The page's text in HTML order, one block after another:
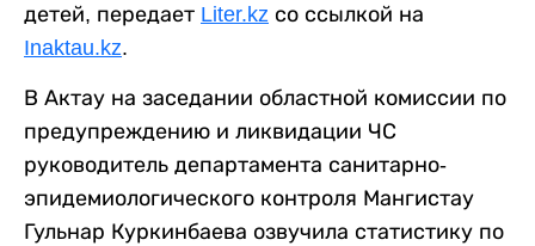
детей, передает Liter.kz со ссылкой на
Inaktau.kz.
В Актау на заседании областной комиссии по
предупреждению и ликвидации ЧС
руководитель департамента санитарно-
эпидемиологического контроля Мангистау
Гульнар Куркинбаева озвучила статистику по